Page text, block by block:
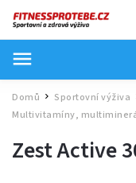
Domů / Sportovní výživa
Multivitamíny,
Zest Active